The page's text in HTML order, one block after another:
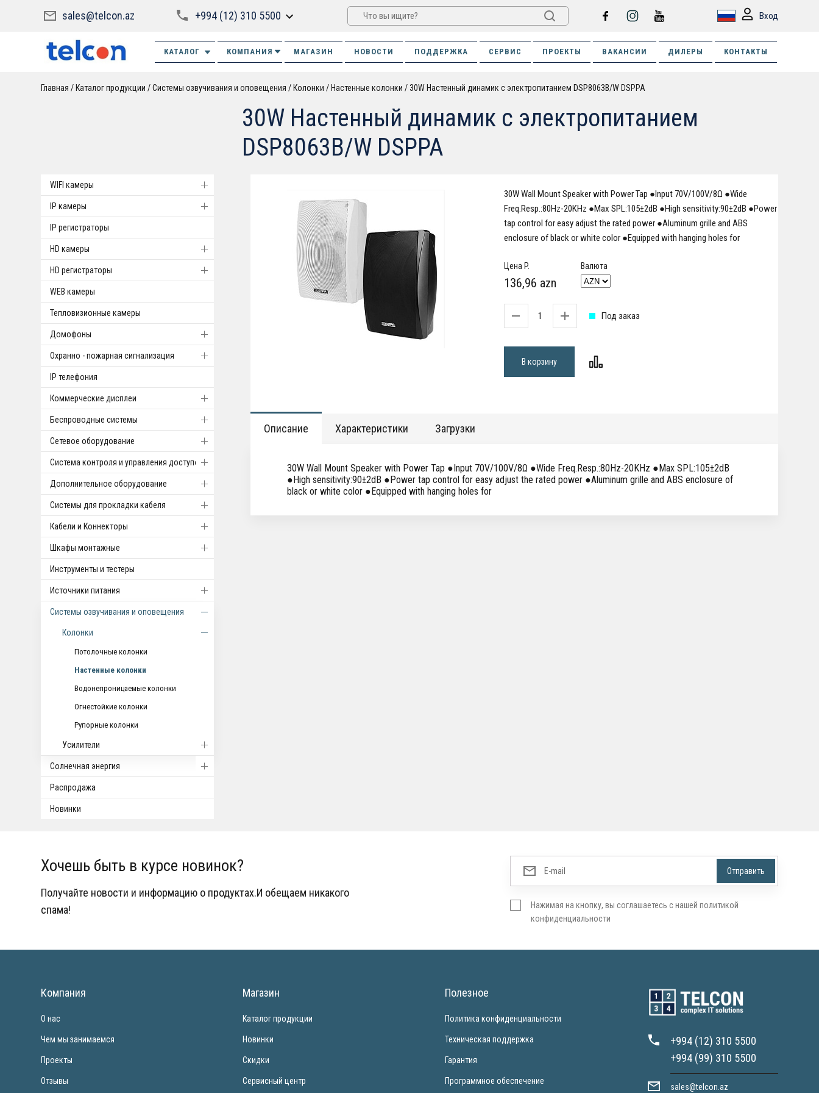
sales@telcon.az +994 (12) 310 5500 Вход
КАТАЛОГ КОМПАНИЯ МАГАЗИН НОВОСТИ ПОДДЕРЖКА СЕРВИС ПРОЕКТЫ ВАКАНСИИ ДИЛЕРЫ КОНТАКТЫ
Главная Каталог продукции Системы озвучивания и оповещения Колонки Настенные колонки 30W Настенный динамик с электропитанием DSP8063B/W DSPPA
30W Настенный динамик с электропитанием
DSP8063B/W DSPPA
WIFI камеры
IP камеры
IP регистраторы
HD камеры
HD регистраторы
WEB камеры
Тепловизионные камеры
Домофоны
Охранно - пожарная сигнализация
IP телефония
Коммерческие дисплеи
Беспроводные системы
Cетевое оборудование
Система контроля и управления доступом
Дополнительное оборудование
Системы для прокладки кабеля
Кабели и Коннекторы
Шкафы монтажные
Инструменты и тестеры
Источники питания
Системы озвучивания и оповещения
Колонки
Потолочные колонки
Настенные колонки
Водонепроницаемые колонки
Огнестойкие колонки
Рупорные колонки
Усилители
Солнечная энергия
Распродажа
Новинки
Цена P.
136,96 azn
Валюта
Под заказ
В корзину
30W Wall Mount Speaker with Power Tap ●Input 70V/100V/8Ω ●Wide
Freq.Resp.:80Hz-20KHz ●Max SPL:105±2dB ●High sensitivity:90±2dB ●Power
tap control for easy adjust the rated power ●Aluminum grille and ABS
enclosure of black or white color ●Equipped with hanging holes for
Описание Характеристики Загрузки
30W Wall Mount Speaker with Power Tap ●Input 70V/100V/8Ω ●Wide Freq.Resp.:80Hz-20KHz ●Max SPL:105±2dB
●High sensitivity:90±2dB ●Power tap control for easy adjust the rated power ●Aluminum grille and ABS enclosure of
black or white color ●Equipped with hanging holes for
Хочешь быть в курсе новинок?
Получайте новости и информацию о продуктах.И обещаем никакого
спама!
Нажимая на кнопку, вы соглашаетесь с нашей политикой
конфиденциальности
Компания
О нас
Чем мы занимаемся
Проекты
Отзывы
Магазин
Каталог продукции
Новинки
Скидки
Сервисный центр
Полезное
Политика конфиденциальности
Техническая поддержка
Гарантия
Программное обеспечение
+994 (12) 310 5500
+994 (99) 310 5500
sales@telcon.az